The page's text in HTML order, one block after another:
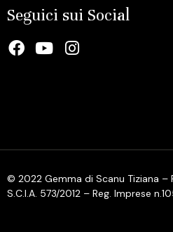
Seguici sui Social
© 2022 Gemma di Scanu Tiziana
S.C.I.A. 573/2012 – Reg. Imprese